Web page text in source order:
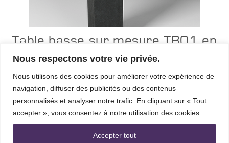
Nous respectons votre vie privée.
Nous utilisons des cookies pour améliorer votre expérience de
navigation, diffuser des publicités ou des contenus
personnalisés et analyser notre trafic. En cliquant sur « Tout
accepter », vous consentez à notre utilisation des cookies.
Accepter tout
Table basse sur mesure TB01 en
acier brut
Suivant ses dimensions : table basse, de chevet, d'appoint ou bout
A partir de
377,59 €
livraison comprise* - 199 finitions possibles